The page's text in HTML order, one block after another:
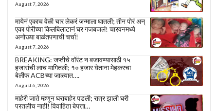
August 7, 2026
मायेनं एकाच वेळी चार लेकरं जन्माला घातली; तीन पोरं अन्
एका पोरीच्या किलबिलाटानं घर गजबजलं! चारवनमध्ये
अनोख्या बाळंतपणाची चर्चा!
August 7, 2026
BREAKING: जप्तीचे वॉरंट न बजावण्यासाठी १५
हजारांची लाच मागितली; १० हजार घेताना मेहकरचा
बेलीफ ACBच्या जाळ्यात….
August 6, 2026
माहेरी जाते म्हणून घराबाहेर पडली; रात्र झाली घरी
परतलीच नाही! विवाहिता बेपत्ता…